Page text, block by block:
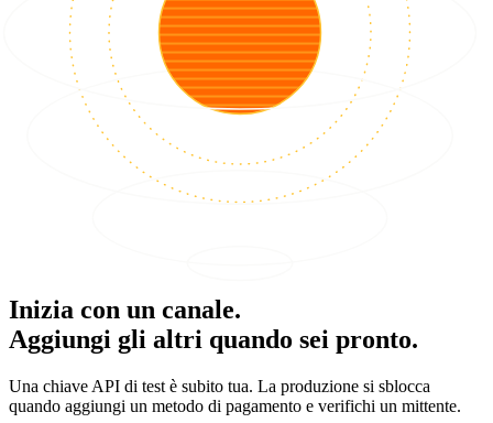
Inizia con un canale.
Aggiungi gli altri quando sei pronto.
Una chiave API di test è subito tua. La produzione si sblocca
quando aggiungi un metodo di pagamento e verifichi un mittente.